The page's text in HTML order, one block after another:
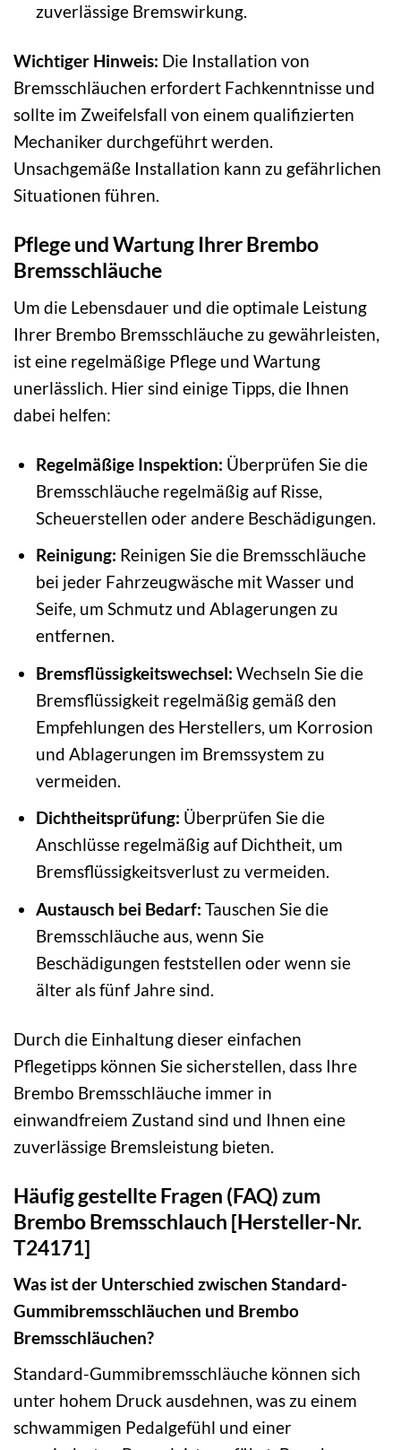
zuverlässige Bremswirkung.
Wichtiger Hinweis: Die Installation von
Bremsschläuchen erfordert Fachkenntnisse und
sollte im Zweifelsfall von einem qualifizierten
Mechaniker durchgeführt werden.
Unsachgemäße Installation kann zu gefährlichen
Situationen führen.
Pflege und Wartung Ihrer Brembo
Bremsschläuche
Um die Lebensdauer und die optimale Leistung
Ihrer Brembo Bremsschläuche zu gewährleisten,
ist eine regelmäßige Pflege und Wartung
unerlässlich. Hier sind einige Tipps, die Ihnen
dabei helfen:
Regelmäßige Inspektion: Überprüfen Sie die
Bremsschläuche regelmäßig auf Risse,
Scheuerstellen oder andere Beschädigungen.
Reinigung: Reinigen Sie die Bremsschläuche
bei jeder Fahrzeugwäsche mit Wasser und
Seife, um Schmutz und Ablagerungen zu
entfernen.
Bremsflüssigkeitswechsel: Wechseln Sie die
Bremsflüssigkeit regelmäßig gemäß den
Empfehlungen des Herstellers, um Korrosion
und Ablagerungen im Bremssystem zu
vermeiden.
Dichtheitsprüfung: Überprüfen Sie die
Anschlüsse regelmäßig auf Dichtheit, um
Bremsflüssigkeitsverlust zu vermeiden.
Austausch bei Bedarf: Tauschen Sie die
Bremsschläuche aus, wenn Sie
Beschädigungen feststellen oder wenn sie
älter als fünf Jahre sind.
Durch die Einhaltung dieser einfachen
Pflegetipps können Sie sicherstellen, dass Ihre
Brembo Bremsschläuche immer in
einwandfreiem Zustand sind und Ihnen eine
zuverlässige Bremsleistung bieten.
Häufig gestellte Fragen (FAQ) zum
Brembo Bremsschlauch [Hersteller-Nr.
T24171]
Was ist der Unterschied zwischen Standard-
Gummibremsschläuchen und Brembo
Bremsschläuchen?
Standard-Gummibremsschläuche können sich
unter hohem Druck ausdehnen, was zu einem
schwammigen Pedalgefühl und einer